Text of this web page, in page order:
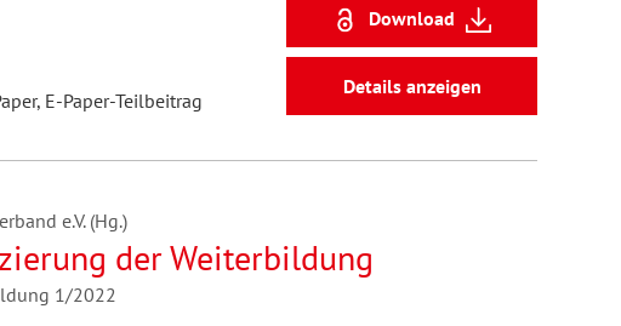
E-Paper-Teilbeitrag
Download
Details anzeigen
e.V. (Hg.)
der Weiterbildung
1/2022